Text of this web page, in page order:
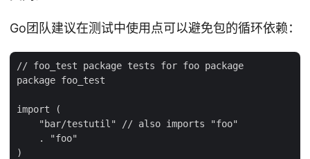
Go团队建议在测试中使用点可以避免包的循环依赖：
// foo_test package tests for foo package
package foo_test
import (
    "bar/testutil" // also imports "foo"
    . "foo"